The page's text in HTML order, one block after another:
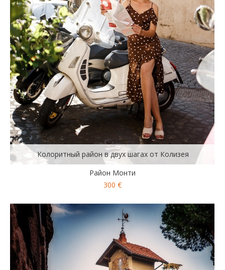
Колоритный район в двух шагах от Колизея
Район Монти
300 €